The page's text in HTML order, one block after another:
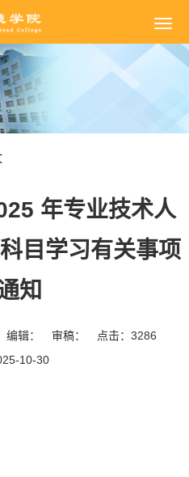
年专业技术人
目学习有关事项
知
编辑： 审稿： 点击： 3286
10-30